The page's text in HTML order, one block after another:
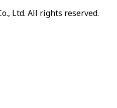
Ltd. All rights reserved.